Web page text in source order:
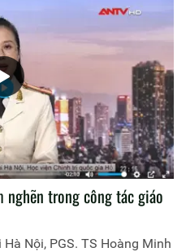
trong công tác giáo
Nội, PGS. TS Hoàng Minh